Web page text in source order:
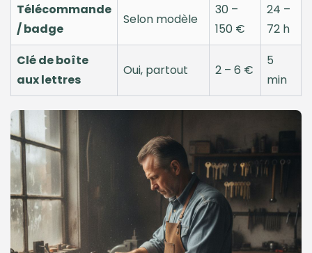
Télécommande
/ badge
Selon modèle
30 –
150 €
24 –
72 h
Clé de boîte
aux lettres
Oui, partout 2 – 6 €
5
min